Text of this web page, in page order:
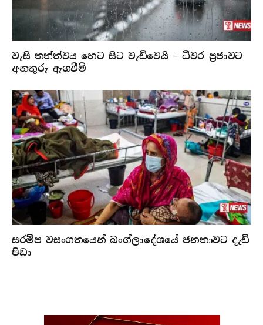
වැසි තත්ත්වය හෙට සිට වැඩිවෙයි – ධීවර ප්‍රජාවට
අනතුරු ඇගවීම්
සරම්ප වසංගතයෙන් බංග්ලාදේශයේ ජනතාවට දැඩි
පිඩා